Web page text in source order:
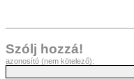
Szólj hozzá!
azonosító (nem kötelező):